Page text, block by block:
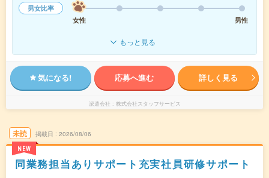
男女比率
女性
男性
もっと見る
気になる! 応募へ進む 詳しく見る
派遣会社 株式会社スタッフサービス
未読
NEW
掲載日 2026/08/06
同業務担当ありサポート充実社員研修サポート